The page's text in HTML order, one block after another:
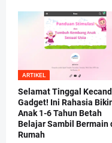
ARTIKEL
Selamat Tinggal
Gadget! Ini Rahasia
Anak 1-6 Tahun Betah
Belajar Sambil Bermain
Rumah